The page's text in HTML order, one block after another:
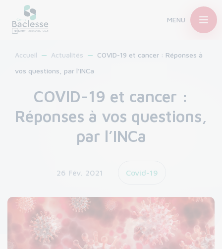
MENU
Accueil Actualités
COVID-19 et cancer : Réponses à
vos questions, par l’INCa
COVID-19 et cancer :
Réponses à vos questions,
par l’INCa
26 Fév. 2021 Covid-19